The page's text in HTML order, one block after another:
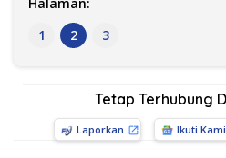
1
2 3
Tetap Terhubung
Laporkan Ikuti Kami